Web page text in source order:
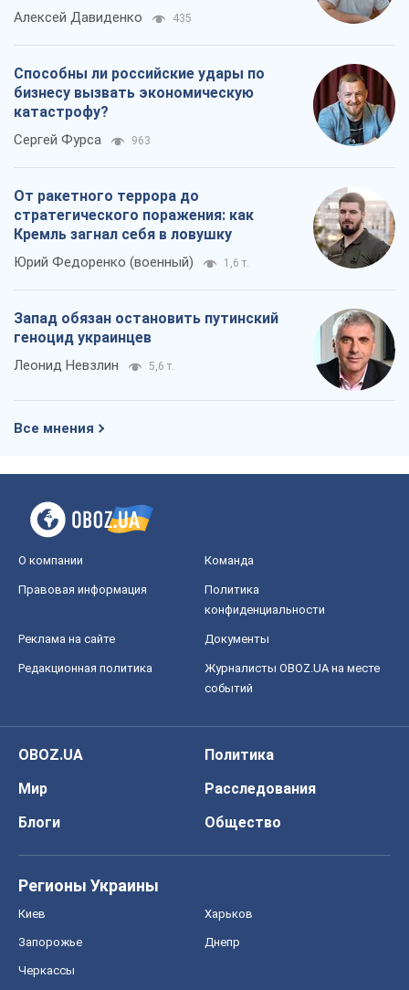
Алексей Давиденко 435
Способны ли российские удары по
бизнесу вызвать экономическую
катастрофу?
Сергей Фурса 963
От ракетного террора до
стратегического поражения: как
Кремль загнал себя в ловушку
Юрий Федоренко (военный) 1,6 т.
Запад обязан остановить путинский
геноцид украинцев
Леонид Невзлин 5,6 т.
Все мнения
О компании Команда
Правовая информация
Политика
конфиденциальности
Реклама на сайте Документы
Редакционная политика
Журналисты OBOZ.UA на месте
событий
OBOZ.UA
Политика
Мир
Расследования
Блоги
Общество
Регионы Украины
Киев Харьков
Запорожье Днепр
Черкассы